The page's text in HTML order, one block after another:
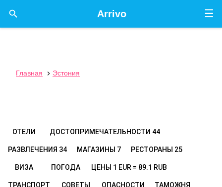
☰
Arrivo

Главная  Эстония
ОТЕЛИ ДОСТОПРИМЕЧАТЕЛЬНОСТИ 44
РАЗВЛЕЧЕНИЯ 34 МАГАЗИНЫ 7 РЕСТОРАНЫ 25
ВИЗА ПОГОДА ЦЕНЫ 1 EUR = 89.1 RUB
ТРАНСПОРТ СОВЕТЫ ОПАСНОСТИ ТАМОЖНЯ